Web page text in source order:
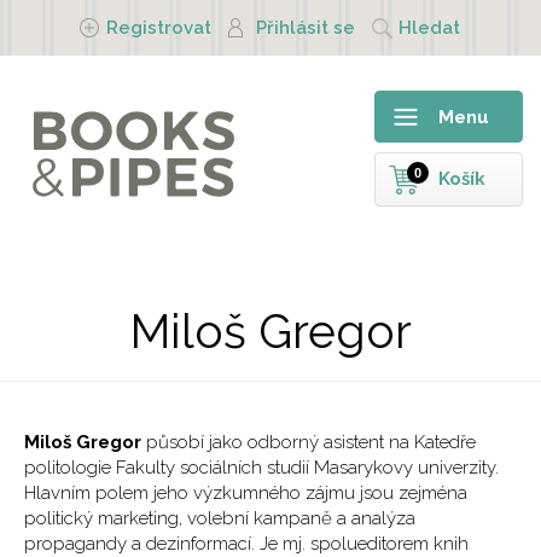
Registrovat Přihlásit se Hledat
Menu
Košík
0
Miloš Gregor
Miloš Gregor působí jako odborný asistent na Katedře
politologie Fakulty sociálních studií Masarykovy univerzity.
Hlavním polem jeho výzkumného zájmu jsou zejména
politický marketing, volební kampaně a analýza
propagandy a dezinformací. Je mj. spolueditorem knih